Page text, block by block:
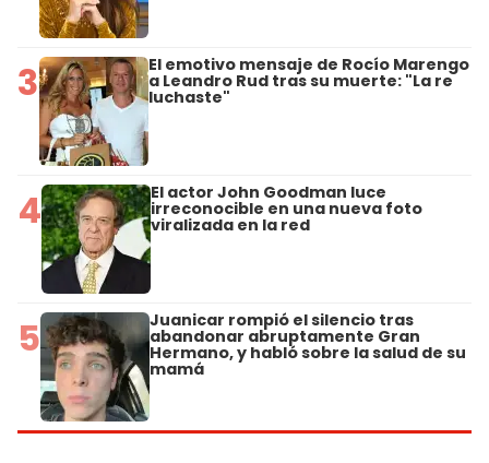
3 El emotivo mensaje de Rocío Marengo
a Leandro Rud tras su muerte: "La re
luchaste"
4 El actor John Goodman luce
irreconocible en una nueva foto
viralizada en la red
5 Juanicar rompió el silencio tras
abandonar abruptamente Gran
Hermano, y habló sobre la salud de su
mamá